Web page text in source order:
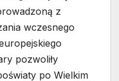
z
wczesnego
pozwoliły
po Wielkim